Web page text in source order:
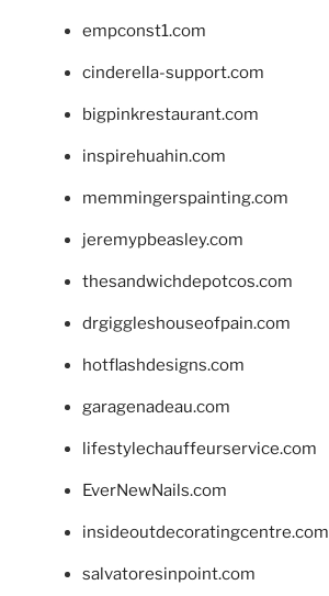
empconst1.com
cinderella-support.com
bigpinkrestaurant.com
inspirehuahin.com
memmingerspainting.com
jeremypbeasley.com
thesandwichdepotcos.com
drgiggleshouseofpain.com
hotflashdesigns.com
garagenadeau.com
lifestylechauffeurservice.com
EverNewNails.com
insideoutdecoratingcentre.com
salvatoresinpoint.com